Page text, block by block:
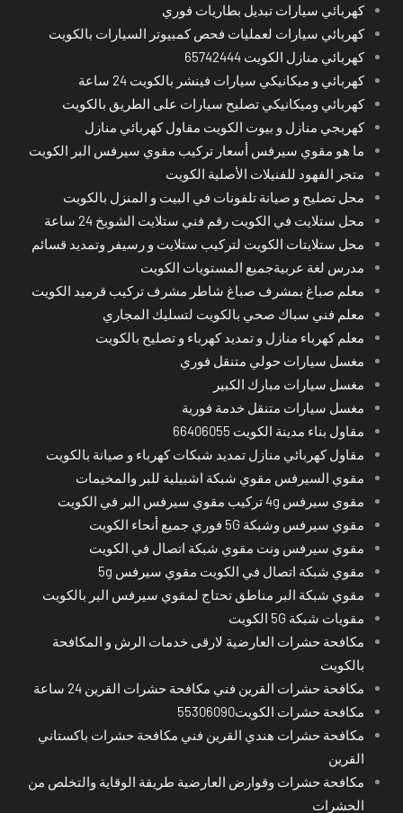
كهربائي سيارات تبديل بطاريات فوري
كهربائي سيارات لعمليات فحص كمبيوتر السيارات بالكويت
كهربائي منازل الكويت 65742444
كهربائي و ميكانيكي سيارات فينشر بالكويت 24 ساعة
كهربائي وميكانيكي تصليح سيارات على الطريق بالكويت
كهربجي منازل و بيوت الكويت مقاول كهربائي منازل
ما هو مقوي سيرفس أسعار تركيب مقوي سيرفس البر الكويت
متجر الفهود للفنيلات الأصلية الكويت
محل تصليح و صيانة تلفونات في البيت و المنزل بالكويت
محل ستلايت في الكويت رقم فني ستلايت الشويخ 24 ساعة
محل ستلايتات الكويت لتركيب ستلايت و رسيفر وتمديد قسائم
مدرس لغة عربيةجميع المستويات الكويت
معلم صباغ بمشرف صباغ شاطر مشرف تركيب قرميد الكويت
معلم فني سباك صحي بالكويت لتسليك المجاري
معلم كهرباء منازل و تمديد كهرباء و تصليح بالكويت
مغسل سيارات حولي متنقل فوري
مغسل سيارات مبارك الكبير
مغسل سيارات متنقل خدمة فورية
مقاول بناء مدينة الكويت 66406055
مقاول كهربائي منازل تمديد شبكات كهرباء و صيانة بالكويت
مقوي السيرفس مقوي شبكة اشبيلية للبر والمخيمات
مقوي سيرفس 4g تركيب مقوي سيرفس البر في الكويت
مقوي سيرفس وشبكة 5G فوري جميع أنحاء الكويت
مقوي سيرفس ونت مقوي شبكة اتصال في الكويت
مقوي شبكة اتصال في الكويت مقوي سيرفس 5g
مقوي شبكة البر مناطق تحتاج لمقوي سيرفس البر بالكويت
مقويات شبكة 5G الكويت
مكافحة حشرات العارضية لارقى خدمات الرش و المكافحة
بالكويت
مكافحة حشرات القرين فني مكافحة حشرات القرين 24 ساعة
مكافحة حشرات الكويت55306090
مكافحة حشرات هندي القرين فني مكافحة حشرات باكستاني
القرين
مكافحة حشرات وقوارض العارضية طريقة الوقاية والتخلص من
الحشرات